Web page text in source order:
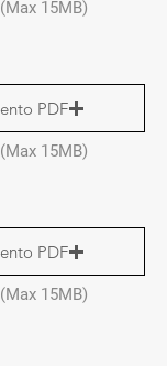
15MB)
PDF
15MB)
PDF
15MB)